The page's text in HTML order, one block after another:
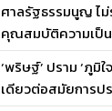
ศาลรัฐธรรมนูญ ไ
คุณสมบัติความเป็
‘พริษฐ์’ ปราม ‘ภูมิ
เดียวต่อสมัยการป